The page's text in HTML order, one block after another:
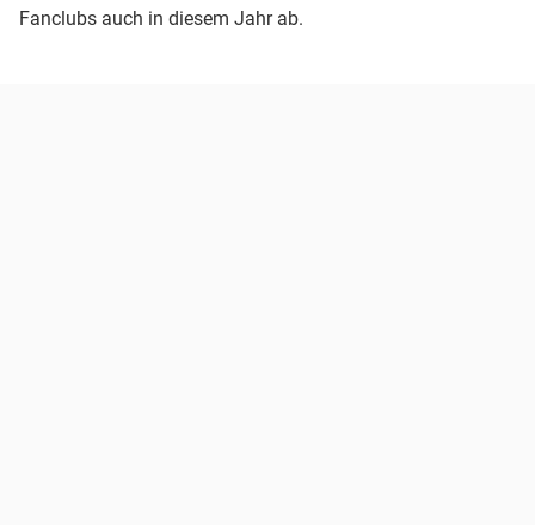
Fanclubs auch in diesem Jahr ab.